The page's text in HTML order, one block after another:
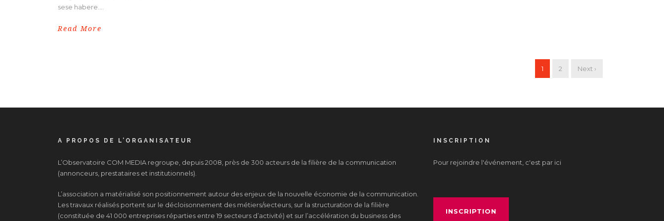
sese habere....
Read More
1 2 Next ›
A PROPOS DE L’ORGANISATEUR
L’Observatoire COM MEDIA regroupe, depuis 2008, près de 300 acteurs de la filière de la communication
(annonceurs, prestataires et institutionnels).
L’association a matérialisé son positionnement autour des enjeux de la nouvelle économie de la communication.
Les travaux réalisés portent sur le décloisonnement des métiers/secteurs, sur la structuration de la filière
(constituée de 41 000 entreprises réparties entre 19 secteurs d’activité) et sur l’accélération du business des
INSCRIPTION
Pour rejoindre l'événement, c'est par ici
INSCRIPTION